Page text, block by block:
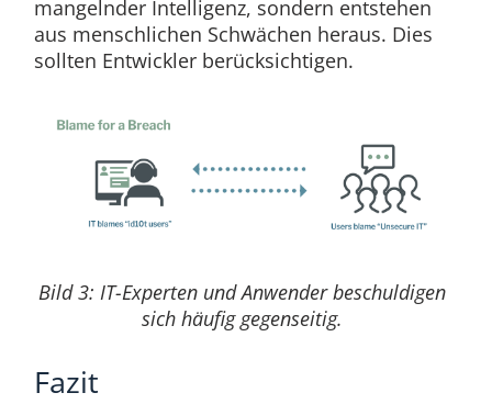
mangelnder Intelligenz, sondern entstehen
aus menschlichen Schwächen heraus. Dies
sollten Entwickler berücksichtigen.
Bild 3: IT-Experten und Anwender beschuldigen
sich häufig gegenseitig.
Fazit